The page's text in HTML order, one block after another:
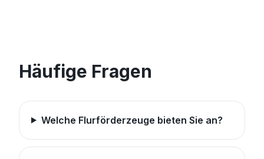
Häufige Fragen
Welche Flurförderzeuge bieten Sie an?